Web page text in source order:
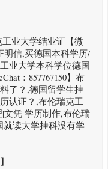
业大学结业证【微
明信,买德国本科学历/
业大学本科学位德国
：857767150】布
了？,德国留学生挂
认证？,布伦瑞克工
文凭 学历制作,布伦瑞
就读大学挂科没有学